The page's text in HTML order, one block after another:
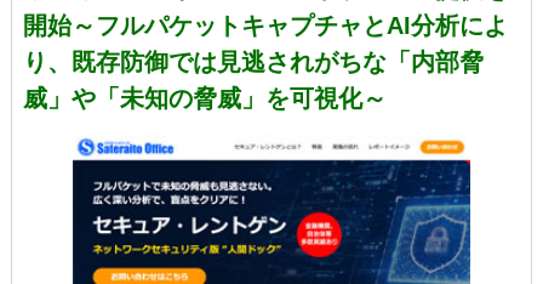
開始～フルパケットキャプチャとAI分析によ
り、既存防御では見逃されがちな「内部脅
威」や「未知の脅威」を可視化～